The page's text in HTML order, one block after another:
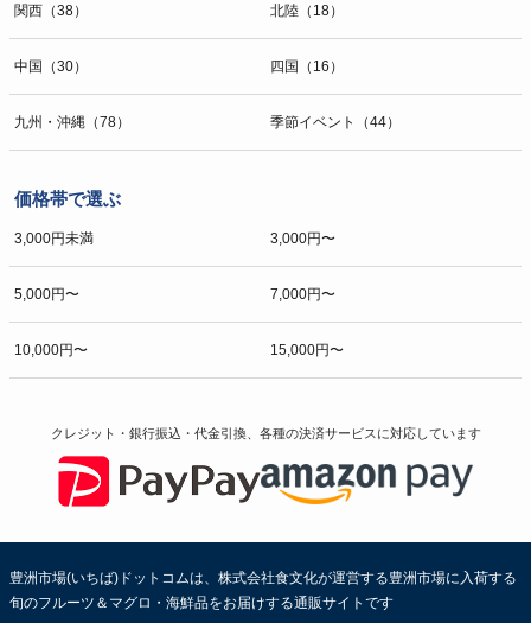
関西（38） 北陸（18）
中国（30） 四国（16）
九州・沖縄（78） 季節イベント（44）
価格帯で選ぶ
3,000円未満 3,000円〜
5,000円〜 7,000円〜
10,000円〜 15,000円〜
クレジット・銀行振込・代金引換、各種の決済サービスに対応しています
豊洲市場(いちば)ドットコムは、株式会社食文化が運営する豊洲市場に入荷する
旬のフルーツ＆マグロ・海鮮品をお届けする通販サイトです